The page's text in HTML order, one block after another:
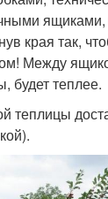
ящиками,
края так,
Между
будет теплее.
теплицы